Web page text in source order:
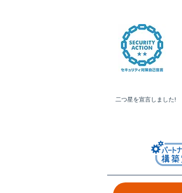
​二つ星を宣言しました!